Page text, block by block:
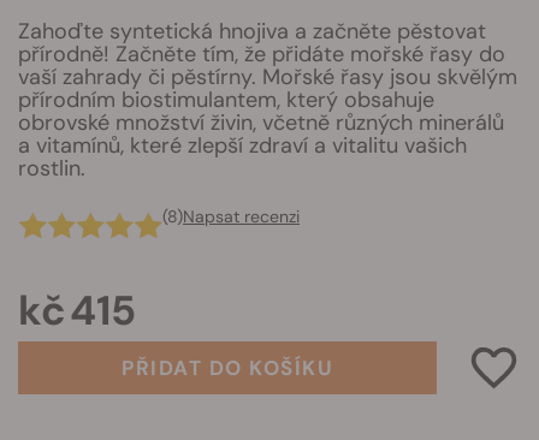
Zahoďte syntetická hnojiva a začněte pěstovat
přírodně! Začněte tím, že přidáte mořské řasy do
vaší zahrady či pěstírny. Mořské řasy jsou skvělým
přírodním biostimulantem, který obsahuje
obrovské množství živin, včetně různých minerálů
a vitamínů, které zlepší zdraví a vitalitu vašich
rostlin.
(8)Napsat recenzi
kč 415
PŘIDAT DO KOŠÍKU